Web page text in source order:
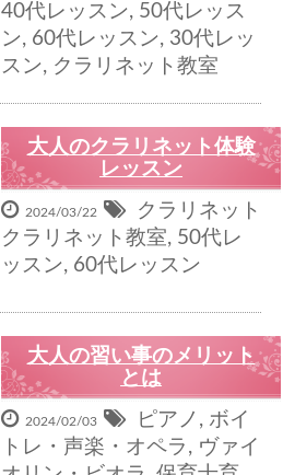
40代レッスン, 50代レッス
ン, 60代レッスン, 30代レッ
スン, クラリネット教室
大人のクラリネット体験
レッスン
2024/03/22
クラリネット
クラリネット教室, 50代レ
ッスン, 60代レッスン
大人の習い事のメリット
とは
2024/02/03 ピアノ , ボイ
トレ・声楽・オペラ , ヴァイ